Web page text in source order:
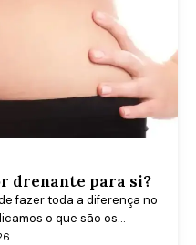
drenante para si?
fazer toda a diferença no
o que são os
o mais indicado para si.